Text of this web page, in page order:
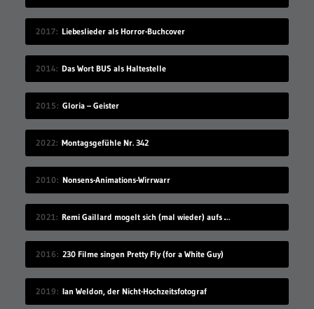
2017 Liebeslieder als Horror-Buchcover
2014 Das Wort BUS als Haltestelle
2015 Gloria – Geister
2022 Montagsgefühle Nr. 342
2010 Nonsens-Animations-Wirrwarr
2021 Remi Gaillard mogelt sich (mal wieder) aufs Volleyball-Mannschaftsfoto
2016 230 Filme singen Pretty Fly (for a White Guy)
2019 Ian Weldon, der Nicht-Hochzeitsfotograf